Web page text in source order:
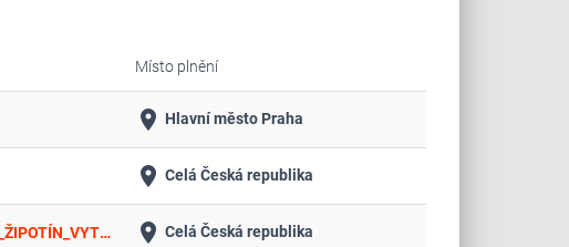
Místo plnění
place Hlavní město Praha
place Celá Česká republika
PAK/02_SY_K.Ú. BORŠOV U M.T._JAROMĚŘICE_KORUNA_PĚČÍKOV_POMEZÍ_PŘEDNÍ ARNOŠTOV_TŘEBAŘOV_ŽIPOTÍN_VYTYČENÍ PO PÚ place Celá Česká republika